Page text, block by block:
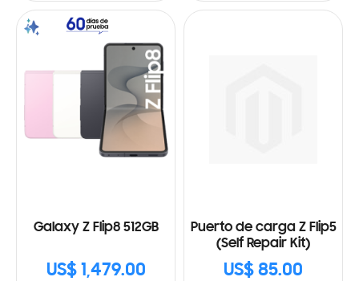
Galaxy Z Flip8 512GB
US$ 1,479.00
Puerto de carga Z Flip5
(Self Repair Kit)
US$ 85.00